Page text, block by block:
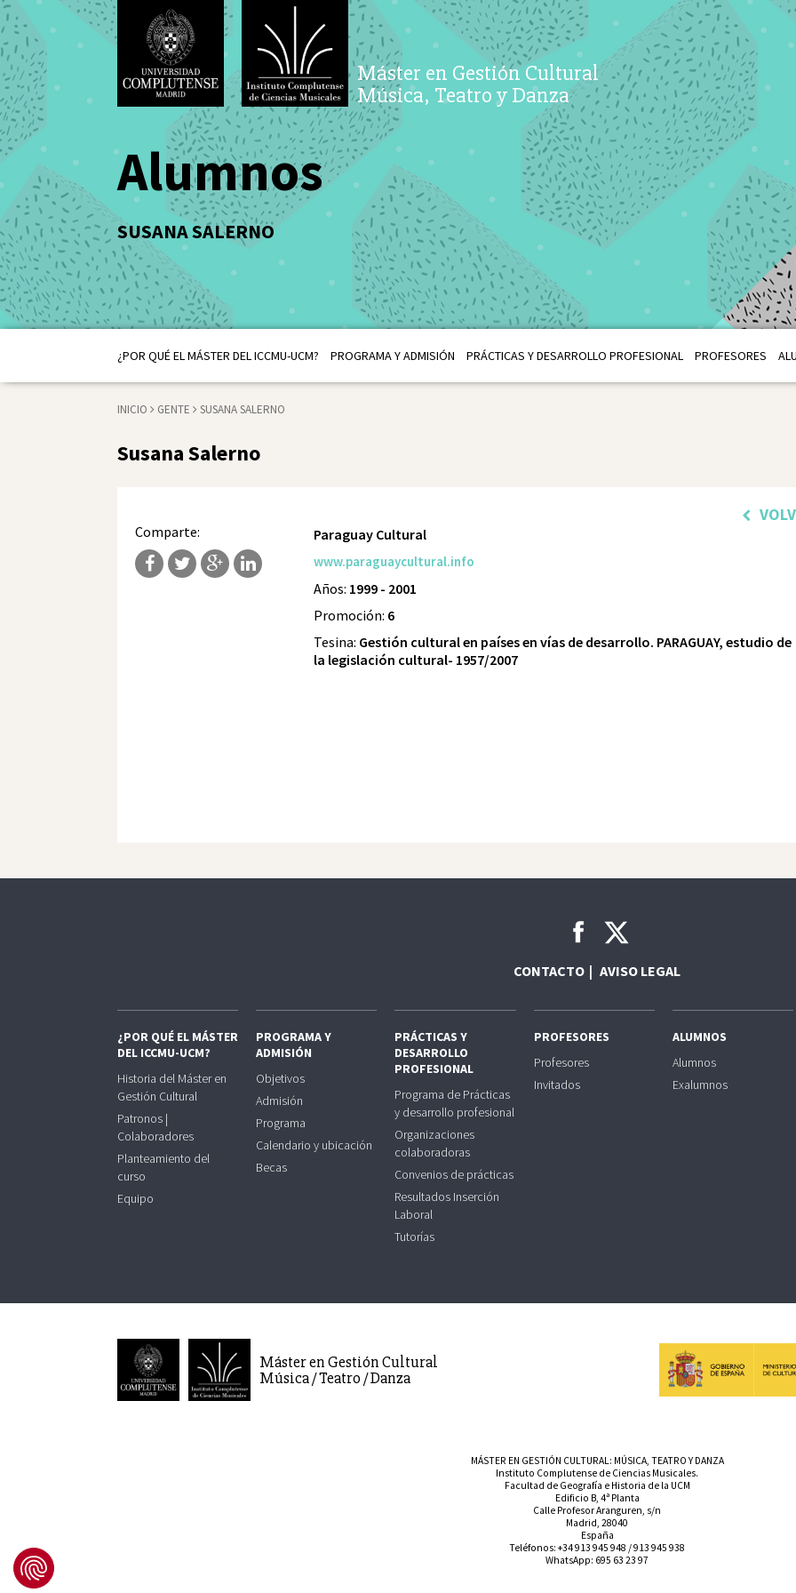
Máster en Gestión Cultural
Música, Teatro y Danza
Alumnos
SUSANA SALERNO
¿POR QUÉ EL MÁSTER DEL ICCMU-UCM? PROGRAMA Y ADMISIÓN PRÁCTICAS Y DESARROLLO PROFESIONAL PROFESORES
INICIO GENTE SUSANA SALERNO
Susana Salerno
Comparte: Paraguay Cultural
www.paraguaycultural.info
Años: 1999 - 2001
Promoción: 6
Tesina: Gestión cultural en países en vías de desarrollo. PARAGUAY, estudio de
la legislación cultural- 1957/2007
CONTACTO AVISO LEGAL
¿POR QUÉ EL MÁSTER
DEL ICCMU-UCM?
Historia del Máster en
Gestión Cultural
Patronos |
Colaboradores
Planteamiento del
curso
Equipo
PROGRAMA Y
ADMISIÓN
Objetivos
Admisión
Programa
Calendario y ubicación
Becas
PRÁCTICAS Y
DESARROLLO
PROFESIONAL
Programa de Prácticas
y desarrollo profesional
Organizaciones
colaboradoras
Convenios de prácticas
Resultados Inserción
Laboral
Tutorías
PROFESORES
Profesores
Invitados
ALUMNOS
Alumnos
Exalumnos
Máster en Gestión Cultural
Música / Teatro / Danza
MÁSTER EN GESTIÓN CULTURAL: MÚSICA, TEATRO Y DANZA
Instituto Complutense de Ciencias Musicales.
Facultad de Geografía e Historia de la UCM
Edificio B, 4ª Planta
Calle Profesor Aranguren, s/n
Madrid, 28040
España
Teléfonos: +34 913 945 948 /913 945 938
WhatsApp: 695 63 23 97